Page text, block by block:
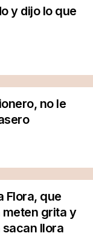
y dijo lo que
no le
Flora, que
meten grita y
sacan llora